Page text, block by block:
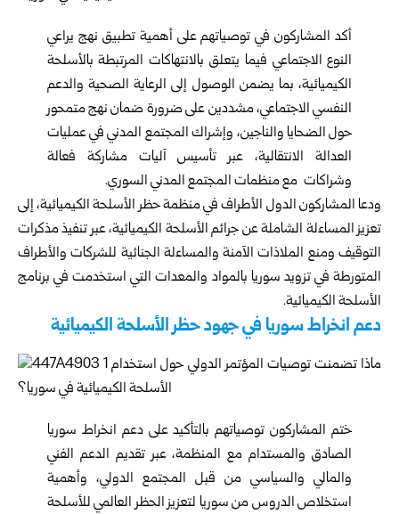
أكد المشاركون في توصياتهم على أهمية تطبيق نهج يراعي
النوع الاجتماعي فيما يتعلق بالانتهاكات المرتبطة بالأسلحة
الكيميائية، بما يضمن الوصول إلى الرعاية الصحية والدعم
النفسي الاجتماعي، مشددين على ضرورة ضمان نهج متمحور
حول الضحايا والناجين، وإشراك المجتمع المدني في عمليات
العدالة الانتقالية، عبر تأسيس آليات مشاركة فعالة
وشراكات مع منظمات المجتمع المدني السوري.
ودعا المشاركون الدول الأطراف في منظمة حظر الأسلحة الكيميائية، إلى
تعزيز المساءلة الشاملة عن جرائم الأسلحة الكيميائية، عبر تنفيذ مذكرات
التوقيف ومنع الملاذات الآمنة والمساءلة الجنائية للشركات والأطراف
المتورطة في تزويد سوريا بالمواد والمعدات التي استخدمت في برنامج
الأسلحة الكيميائية.
دعم انخراط سوريا في جهود حظر الأسلحة الكيميائية
ختم المشاركون توصياتهم بالتأكيد على دعم انخراط سوريا
الصادق والمستدام مع المنظمة، عبر تقديم الدعم الفني
والمالي والسياسي من قبل المجتمع الدولي، وأهمية
استخلاص الدروس من سوريا لتعزيز الحظر العالمي للأسلحة